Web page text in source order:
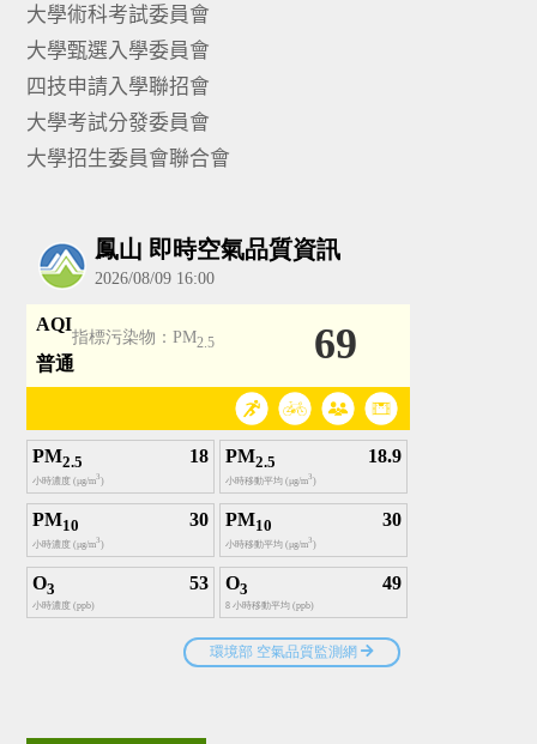
大學術科考試委員會
大學甄選入學委員會
四技申請入學聯招會
大學考試分發委員會
大學招生委員會聯合會